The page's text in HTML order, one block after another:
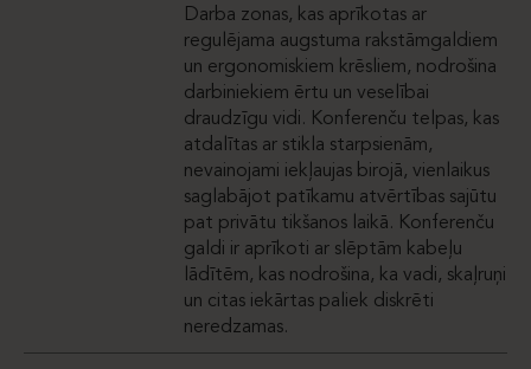
Darba zonas, kas aprīkotas ar
regulējama augstuma rakstāmgaldiem
un ergonomiskiem krēsliem, nodrošina
darbiniekiem ērtu un veselībai
draudzīgu vidi. Konferenču telpas, kas
atdalītas ar stikla starpsienām,
nevainojami iekļaujas birojā, vienlaikus
saglabājot patīkamu atvērtības sajūtu
pat privātu tikšanos laikā. Konferenču
galdi ir aprīkoti ar slēptām kabeļu
lādītēm, kas nodrošina, ka vadi, skaļruņi
un citas iekārtas paliek diskrēti
neredzamas.